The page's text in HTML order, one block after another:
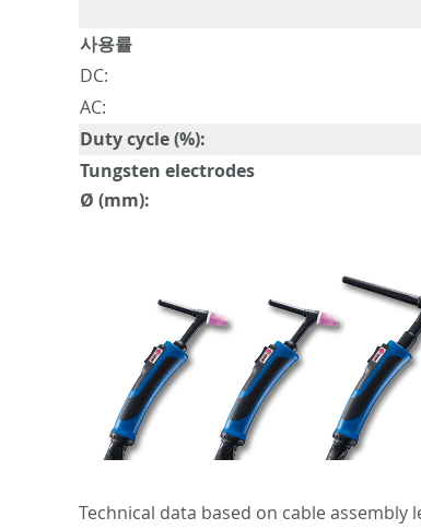
사용률
DC:
AC:
Duty cycle (%):
Tungsten electrodes
Ø (mm):
Technical data based on cable assembly